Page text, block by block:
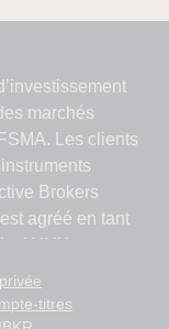
titres